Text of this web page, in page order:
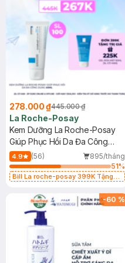
278.000 ₫445.000 ₫
La Roche-Posay
Kem Dưỡng La Roche-Posay
Giúp Phục Hồi Da Đa Công
Dụng 40ml
4.9 (56)
895/tháng
51%
Bill La roche-posay 399K Tặng
(SL có hạn)
-60 %